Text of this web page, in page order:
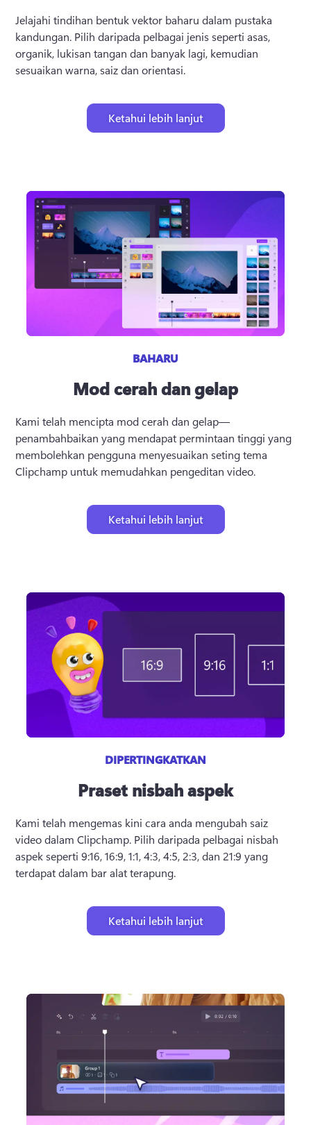
Jelajahi tindihan bentuk vektor baharu dalam pustaka
kandungan. Pilih daripada pelbagai jenis seperti asas,
organik, lukisan tangan dan banyak lagi, kemudian
sesuaikan warna, saiz dan orientasi.
Ketahui lebih lanjut
BAHARU
Mod cerah dan gelap
Kami telah mencipta mod cerah dan gelap—
penambahbaikan yang mendapat permintaan tinggi yang
membolehkan pengguna menyesuaikan seting tema
Clipchamp untuk memudahkan pengeditan video.
Ketahui lebih lanjut
DIPERTINGKATKAN
Praset nisbah aspek
Kami telah mengemas kini cara anda mengubah saiz
video dalam Clipchamp. Pilih daripada pelbagai nisbah
aspek seperti 9:16, 16:9, 1:1, 4:3, 4:5, 2:3, dan 21:9 yang
terdapat dalam bar alat terapung.
Ketahui lebih lanjut